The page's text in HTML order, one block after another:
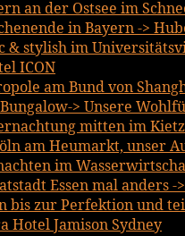
an der Ostsee im
in Bayern ->
& stylish im
ICON
am Bund von
> Unsere
mitten im
am Heumarkt, unser
im
Essen mal anders
bis zur Perfektion und
Hotel Jamison Sydney